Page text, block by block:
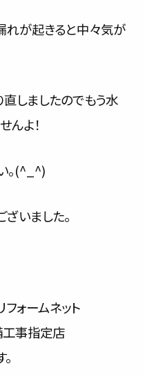
が起きると中々気が
しましたのでもう水
んよ！
。(^_^)
いました。
ォームネット
工事指定店